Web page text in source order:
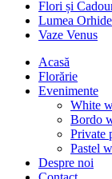
Flori și
Lumea
Vaze Venus
Acasă
Florărie
Evenimente
White
Bordo
Private
Pastel
Despre noi